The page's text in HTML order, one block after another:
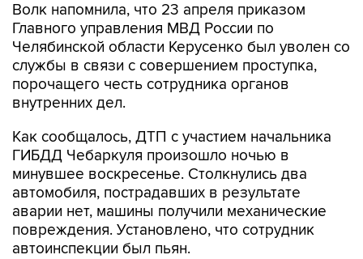
Волк напомнила, что 23 апреля приказом
Главного управления МВД России по
Челябинской области Керусенко был уволен со
службы в связи с совершением проступка,
порочащего честь сотрудника органов
внутренних дел.
Как сообщалось, ДТП с участием начальника
ГИБДД Чебаркуля произошло ночью в
минувшее воскресенье. Столкнулись два
автомобиля, пострадавших в результате
аварии нет, машины получили механические
повреждения. Установлено, что сотрудник
автоинспекции был пьян.